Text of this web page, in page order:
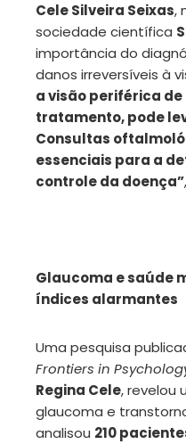
Cele Silveira Seixas,
sociedade científica
importância do
danos irreversíveis à
a visão periférica
tratamento, pode
Consultas
essenciais para a
controle da doença”
Glaucoma e saúde
índices alarmantes
Uma pesquisa
Frontiers in
Regina Cele, revelou
glaucoma e
analisou 210